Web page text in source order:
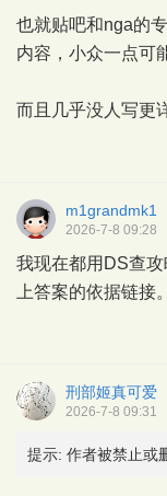
也就贴吧和nga的
内容，小众一点可
而且几乎没人写更
m1grandmk1
2026-7-8 09:28
我现在都用DS查
上答案的依据链接
刑部姬真可爱
2026-7-8 09:31
提示: 作者被禁止或